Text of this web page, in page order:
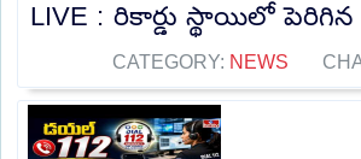
LIVE : రికార్డు స్థాయిలో పెరిగిన
CATEGORY: NEWS